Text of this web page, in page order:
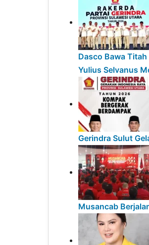
Dasco Bawa
Yulius Selvanus
Gerindra Sulut
Musancab